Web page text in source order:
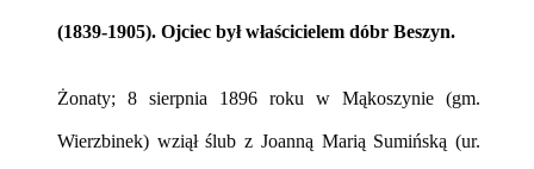
(1839-1905). Ojciec był właścicielem dóbr Beszyn.
Żonaty; 8 sierpnia 1896 roku w Mąkoszynie (gm.
Wierzbinek) wziął ślub z Joanną Marią Sumińską (ur.